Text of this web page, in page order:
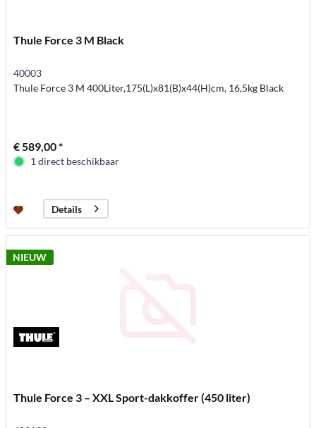
Thule Force 3 M Black
40003
Thule Force 3 M 400Liter,175(L)x81(B)x44(H)cm, 16,5kg Black
€ 589,00 *
1 direct beschikbaar
Details
NIEUW
Thule Force 3 – XXL Sport-dakkoffer (450 liter)